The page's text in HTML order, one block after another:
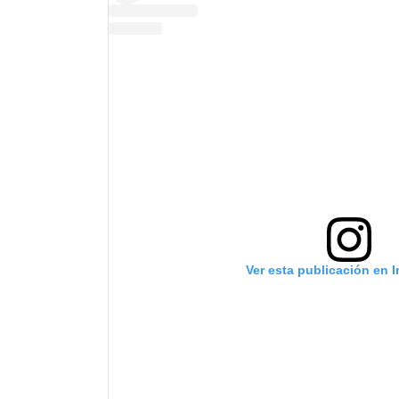
Ver esta publicación en